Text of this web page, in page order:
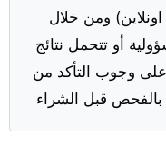
ومن خلال
أو تتحمل نتائج
على وجوب التأكد من